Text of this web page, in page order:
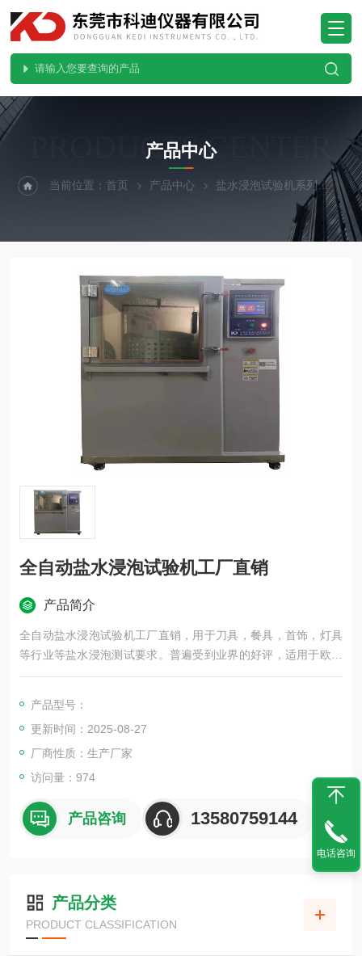
PRODUCTS CENTER
产品中心
当前位置：首页 产品中心 盐水浸泡试验机系列 封
全自动盐水浸泡试验机工厂直销
产品简介
全自动盐水浸泡试验机工厂直销，用于刀具，餐具，首饰，灯具
等行业等盐水浸泡测试要求。普遍受到业界的好评，适用于欧洲
各国标准，是餐具行业基本的检测设备。
产品型号：
更新时间：2025-08-27
厂商性质：生产厂家
访问量：974
产品咨询 13580759144
产品分类
PRODUCT CLASSIFICATION
电话咨询